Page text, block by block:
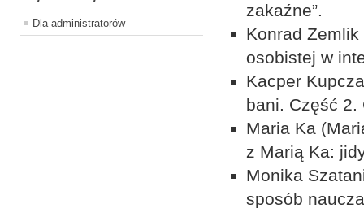
Dla administratorów
zakaźne”.
Konrad
osobistej w
Kacper
bani. Część 2.
Maria Ka
z Marią Ka:
Monika
sposób